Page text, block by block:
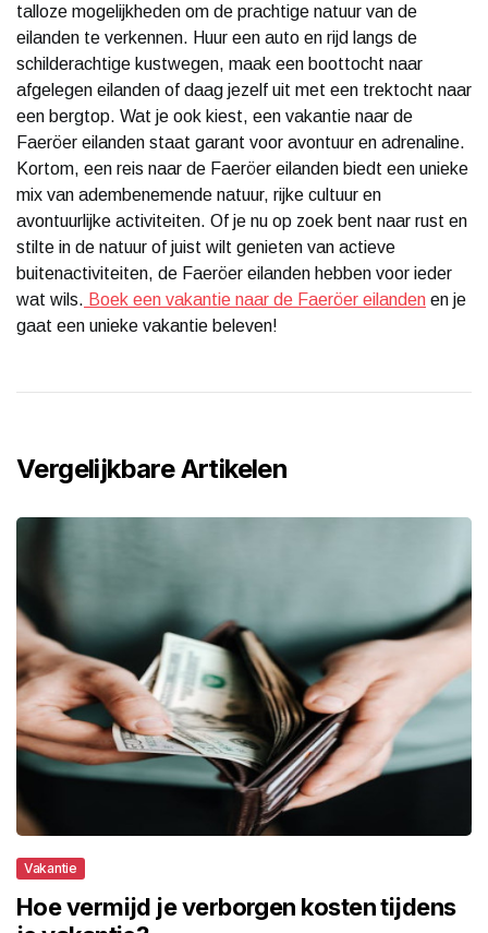
talloze mogelijkheden om de prachtige natuur van de
eilanden te verkennen. Huur een auto en rijd langs de
schilderachtige kustwegen, maak een boottocht naar
afgelegen eilanden of daag jezelf uit met een trektocht naar
een bergtop. Wat je ook kiest, een vakantie naar de
Faeröer eilanden staat garant voor avontuur en adrenaline.
Kortom, een reis naar de Faeröer eilanden biedt een unieke
mix van adembenemende natuur, rijke cultuur en
avontuurlijke activiteiten. Of je nu op zoek bent naar rust en
stilte in de natuur of juist wilt genieten van actieve
buitenactiviteiten, de Faeröer eilanden hebben voor ieder
wat wils. Boek een vakantie naar de Faeröer eilanden en je
gaat een unieke vakantie beleven!
Vergelijkbare Artikelen
Vakantie
Hoe vermijd je verborgen kosten tijdens